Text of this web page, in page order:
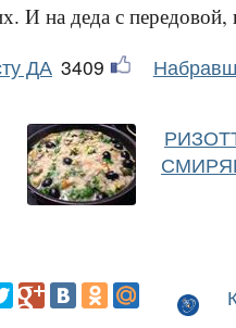
И на деда с
ДА 3409